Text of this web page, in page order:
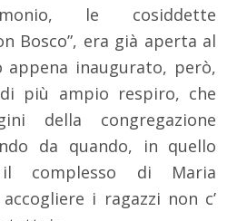
le cosiddette
Bosco”, era già aperta al
appena inaugurato, però,
più ampio respiro, che
della congregazione
da quando, in quello
complesso di Maria
i ragazzi non c’